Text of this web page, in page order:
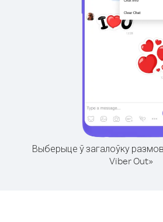
Выберыце ў загалоўку
Viber Out»